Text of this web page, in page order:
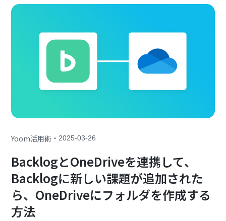
Yoom活用術 ・2025-03-26
BacklogとOneDriveを連携して、
Backlogに新しい課題が追加された
ら、OneDriveにフォルダを作成する
方法